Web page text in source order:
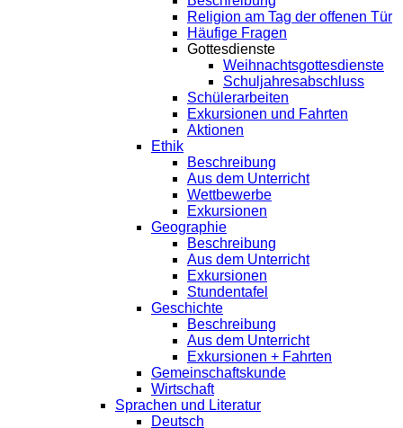
Religion am Tag der offenen Tür
Häufige Fragen
Gottesdienste
Weihnachtsgottesdienste
Schuljahresabschluss
Schülerarbeiten
Exkursionen und Fahrten
Aktionen
Ethik
Beschreibung
Aus dem Unterricht
Wettbewerbe
Exkursionen
Geographie
Beschreibung
Aus dem Unterricht
Exkursionen
Stundentafel
Geschichte
Beschreibung
Aus dem Unterricht
Exkursionen + Fahrten
Gemeinschaftskunde
Wirtschaft
Sprachen und Literatur
Deutsch